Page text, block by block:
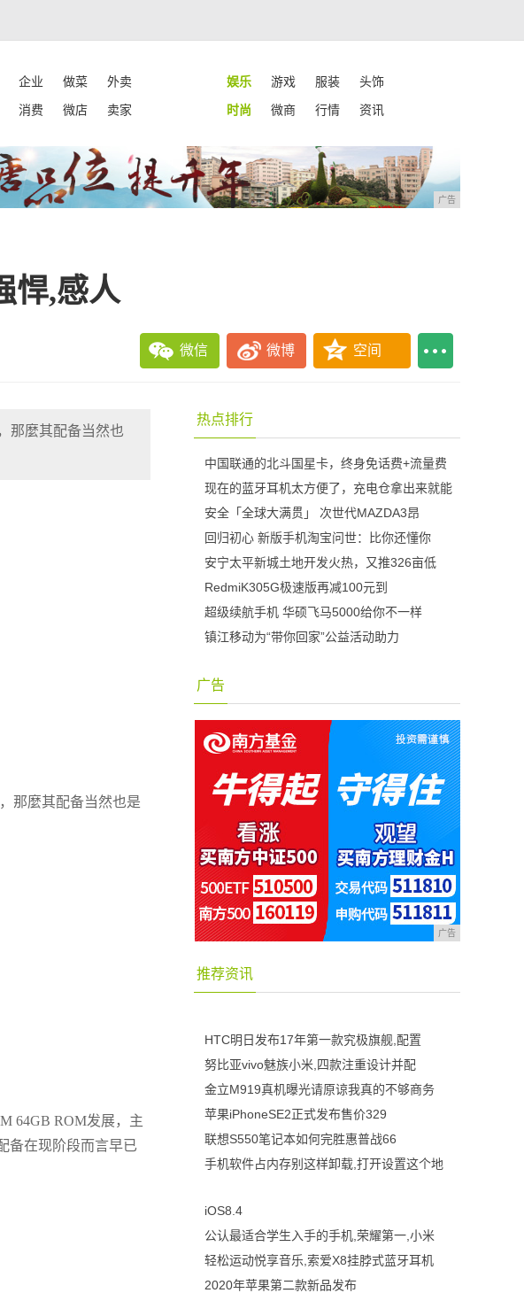
企业 做菜 外卖 娱乐 游戏 服装
头饰
消费 微店 卖家 时尚 微商 行情 资讯
广告
悍,感人
微信 微博 空间
那麼其配备当然也
那麼其配备当然也是
64GB ROM发展，主
备在现阶段而言早已
热点排行
中国联通的北斗国星卡，终身免话费+流量费
现在的蓝牙耳机太方便了，充电仓拿出来就能
安全「全球大满贯」 次世代MAZDA3昂
回归初心 新版手机淘宝问世：比你还懂你
安宁太平新城土地开发火热，又推326亩低
RedmiK305G极速版再减100元到
超级续航手机 华硕飞马5000给你不一样
镇江移动为“带你回家”公益活动助力
广告
广告
推荐资讯
HTC明日发布17年第一款究极旗舰,配置
努比亚vivo魅族小米,四款注重设计并配
金立M919真机曝光请原谅我真的不够商务
苹果iPhoneSE2正式发布售价329
联想S550笔记本如何完胜惠普战66
手机软件占内存别这样卸载,打开设置这个地
iOS8.4
公认最适合学生入手的手机,荣耀第一,小米
轻松运动悦享音乐,索爱X8挂脖式蓝牙耳机
2020年苹果第二款新品发布